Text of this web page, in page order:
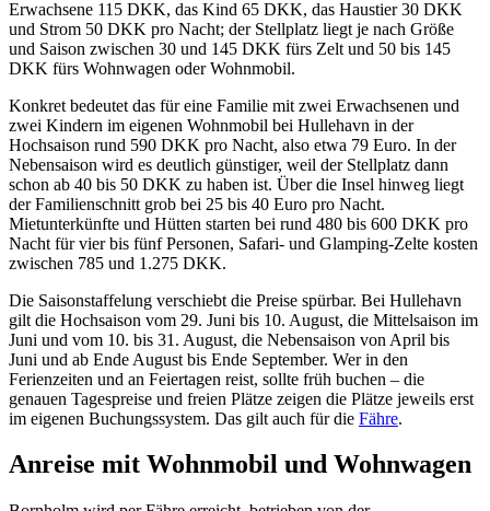
Erwachsene 115 DKK, das Kind 65 DKK, das Haustier 30 DKK
und Strom 50 DKK pro Nacht; der Stellplatz liegt je nach Größe
und Saison zwischen 30 und 145 DKK fürs Zelt und 50 bis 145
DKK fürs Wohnwagen oder Wohnmobil.
Konkret bedeutet das für eine Familie mit zwei Erwachsenen und
zwei Kindern im eigenen Wohnmobil bei Hullehavn in der
Hochsaison rund 590 DKK pro Nacht, also etwa 79 Euro. In der
Nebensaison wird es deutlich günstiger, weil der Stellplatz dann
schon ab 40 bis 50 DKK zu haben ist. Über die Insel hinweg liegt
der Familienschnitt grob bei 25 bis 40 Euro pro Nacht.
Mietunterkünfte und Hütten starten bei rund 480 bis 600 DKK pro
Nacht für vier bis fünf Personen, Safari- und Glamping-Zelte kosten
zwischen 785 und 1.275 DKK.
Die Saisonstaffelung verschiebt die Preise spürbar. Bei Hullehavn
gilt die Hochsaison vom 29. Juni bis 10. August, die Mittelsaison im
Juni und vom 10. bis 31. August, die Nebensaison von April bis
Juni und ab Ende August bis Ende September. Wer in den
Ferienzeiten und an Feiertagen reist, sollte früh buchen – die
genauen Tagespreise und freien Plätze zeigen die Plätze jeweils erst
im eigenen Buchungssystem. Das gilt auch für die Fähre.
Anreise mit Wohnmobil und Wohnwagen